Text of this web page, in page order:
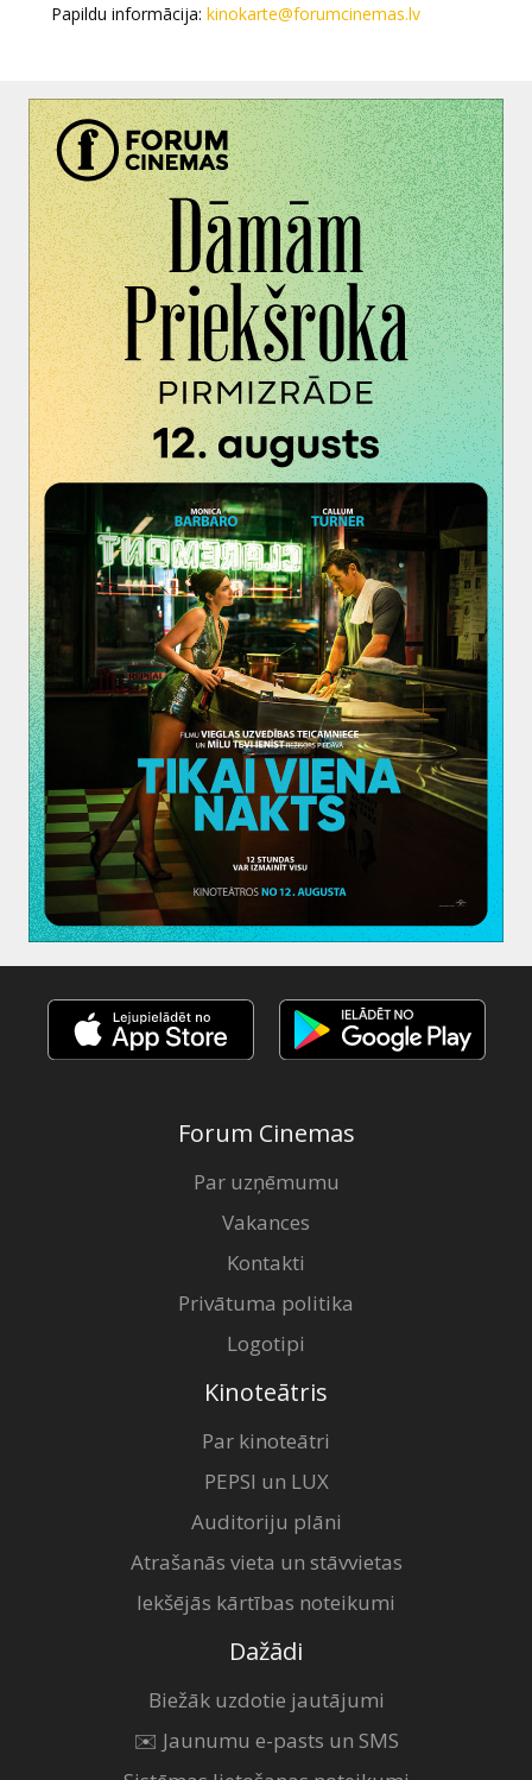
Papildu informācija: kinokarte@forumcinemas.lv
Forum Cinemas
Par uzņēmumu
Vakances
Kontakti
Privātuma politika
Logotipi
Kinoteātris
Par kinoteātri
PEPSI un LUX
Auditoriju plāni
Atrašanās vieta un stāvvietas
Iekšējās kārtības noteikumi
Dažādi
Biežāk uzdotie jautājumi
✉️ Jaunumu e-pasts un SMS